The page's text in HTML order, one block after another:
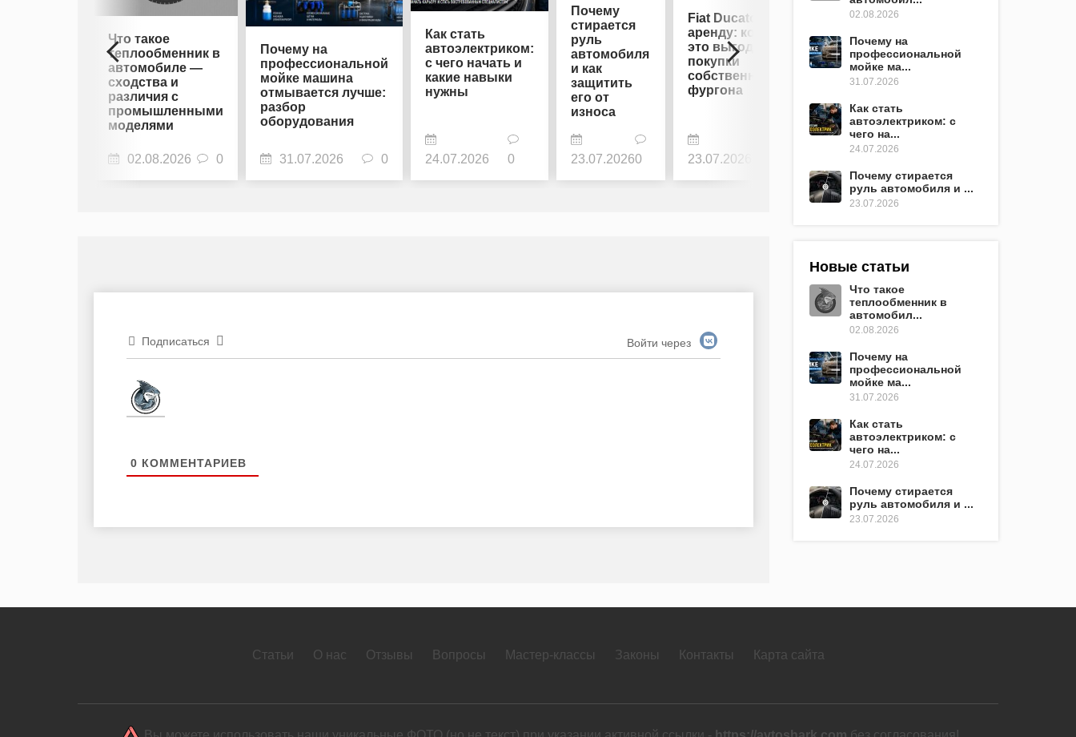
Что такое
теплообменник в
автомобиле —
сходства и
различия с
промышленными
моделями
02.08.2026 0
Почему на
профессиональной
мойке машина
отмывается лучше:
разбор
оборудования
31.07.2026 0
Как стать
автоэлектриком:
с чего начать и
какие навыки
нужны
24.07.2026 0
Почему
стирается
руль
автомобиля
и как
защитить
его от
износа
23.07.20260
Fiat Ducato в
аренду: когда
это выгоднее
покупки
собственного
фургона
23.07.2026
Авто в
выбрать
выгодные
условия и
Подписаться Войти через
0 КОММЕНТАРИЕВ
02.08.2026
Почему на
профессиональной
мойке ма...
31.07.2026
Как стать
автоэлектриком: с
чего на...
24.07.2026
Почему стирается
руль автомобиля и ...
23.07.2026
Новые статьи
Что такое
теплообменник в
автомобил...
02.08.2026
Почему на
профессиональной
мойке ма...
31.07.2026
Как стать
автоэлектриком: с
чего на...
24.07.2026
Почему стирается
руль автомобиля и ...
23.07.2026
Статьи О нас Отзывы Вопросы Мастер-классы Законы Контакты Карта сайта